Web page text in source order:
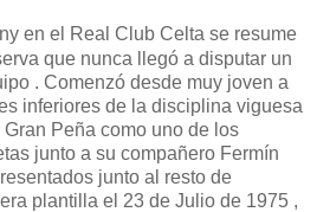
en el Real Club Celta se resume
que nunca llegó a disputar un
. Comenzó desde muy joven a
inferiores de la disciplina viguesa
Peña como uno de los
junto a su compañero Fermín
junto al resto de
plantilla el 23 de Julio de 1975 ,